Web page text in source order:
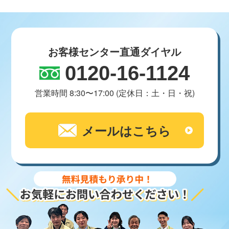
お客様センター直通ダイヤル
0120-16-1124
営業時間 8:30〜17:00 (定休日：土・日・祝)
メールはこちら